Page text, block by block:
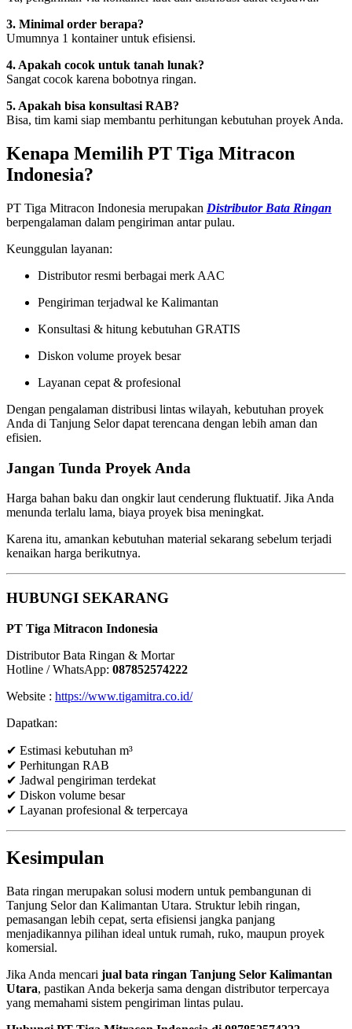
3. Minimal order berapa?
Umumnya 1 kontainer untuk efisiensi.
4. Apakah cocok untuk tanah lunak?
Sangat cocok karena bobotnya ringan.
5. Apakah bisa konsultasi RAB?
Bisa, tim kami siap membantu perhitungan kebutuhan proyek Anda.
Kenapa Memilih PT Tiga Mitracon
Indonesia?
PT Tiga Mitracon Indonesia merupakan Distributor Bata Ringan
berpengalaman dalam pengiriman antar pulau.
Keunggulan layanan:
Distributor resmi berbagai merk AAC
Pengiriman terjadwal ke Kalimantan
Konsultasi & hitung kebutuhan GRATIS
Diskon volume proyek besar
Layanan cepat & profesional
Dengan pengalaman distribusi lintas wilayah, kebutuhan proyek
Anda di Tanjung Selor dapat terencana dengan lebih aman dan
efisien.
Jangan Tunda Proyek Anda
Harga bahan baku dan ongkir laut cenderung fluktuatif. Jika Anda
menunda terlalu lama, biaya proyek bisa meningkat.
Karena itu, amankan kebutuhan material sekarang sebelum terjadi
kenaikan harga berikutnya.
HUBUNGI SEKARANG
PT Tiga Mitracon Indonesia
Distributor Bata Ringan & Mortar
Hotline / WhatsApp: 087852574222
Website : https://www.tigamitra.co.id/
Dapatkan:
✔ Estimasi kebutuhan m³
✔ Perhitungan RAB
✔ Jadwal pengiriman terdekat
✔ Diskon volume besar
✔ Layanan profesional & terpercaya
Kesimpulan
Bata ringan merupakan solusi modern untuk pembangunan di
Tanjung Selor dan Kalimantan Utara. Struktur lebih ringan,
pemasangan lebih cepat, serta efisiensi jangka panjang
menjadikannya pilihan ideal untuk rumah, ruko, maupun proyek
komersial.
Jika Anda mencari jual bata ringan Tanjung Selor Kalimantan
Utara, pastikan Anda bekerja sama dengan distributor terpercaya
yang memahami sistem pengiriman lintas pulau.